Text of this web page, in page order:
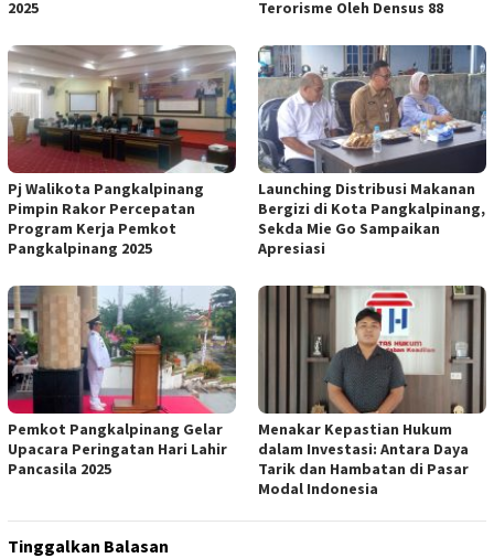
2025 Terorisme Oleh Densus 88
Pj Walikota Pangkalpinang
Pimpin Rakor Percepatan
Program Kerja Pemkot
Pangkalpinang 2025
Launching Distribusi Makanan
Bergizi di Kota Pangkalpinang,
Sekda Mie Go Sampaikan
Apresiasi
Pemkot Pangkalpinang Gelar
Upacara Peringatan Hari Lahir
Pancasila 2025
Menakar Kepastian Hukum
dalam Investasi: Antara Daya
Tarik dan Hambatan di Pasar
Modal Indonesia
Tinggalkan Balasan